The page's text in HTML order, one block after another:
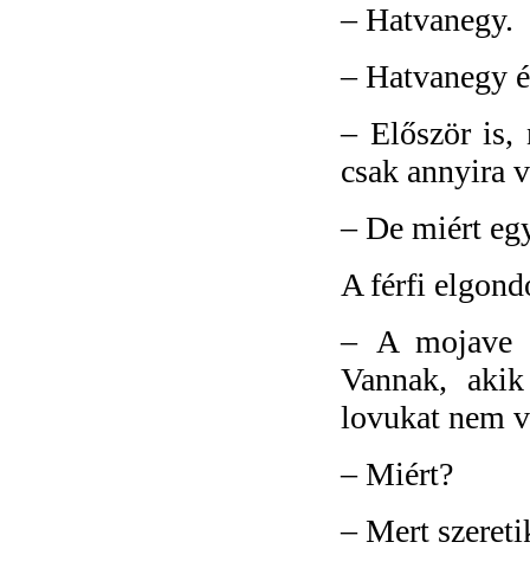
–Hatvanegy.
–Hatvanegy
– Először is,
csak annyira
–De miért
A férfi
– A mojave
Vannak,
lovukat nem
–Miért?
–Mert